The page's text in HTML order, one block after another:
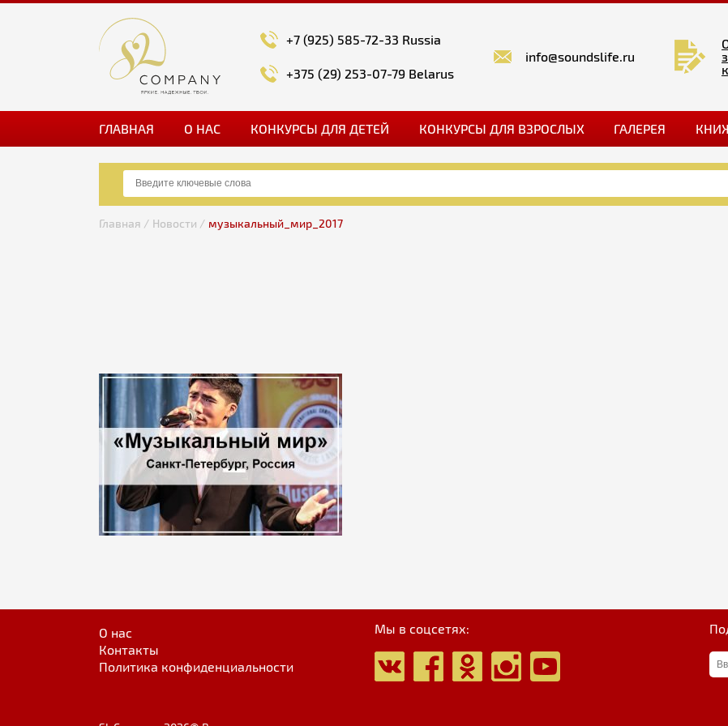
+7 (925) 585-72-33 Russia
+375 (29) 253-07-79 Belarus
info@soundslife.ru
ГЛАВНАЯ О НАС КОНКУРСЫ ДЛЯ ДЕТЕЙ КОНКУРСЫ ДЛЯ ВЗРОСЛЫХ ГАЛЕРЕЯ
Главная / Новости / музыкальный_мир_2017
О нас
Контакты
Политика конфиденциальности
Мы в соцсетях: